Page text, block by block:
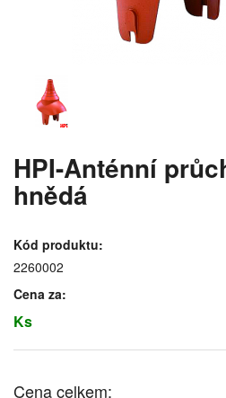
HPI-Anténní
hnědá
Kód produktu:
2260002
Cena za:
Ks
Cena celkem: